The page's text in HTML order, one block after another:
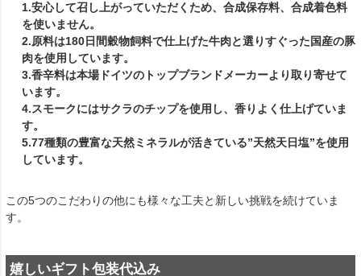
1.安心して召し上がっていただくため、合成保存料、合成着色料
を使いません。
2.原料は180日間穀物飼料で仕上げた牛肉と選りすぐった国産の豚
肉を使用しています。
3.香辛料は本場ドイツのトップブランドメーカーより取り寄せて
います。
4.スモークにはサクラのチップを使用し、香りよく仕上げていま
す。
5.77種類の豊富な天然ミネラルが活きている”天然天日塩”を使用
しています。
この5つのこだわりの他にも様々な工夫と新しい挑戦を続けていま
す。
嬉しいギフト包装代込み